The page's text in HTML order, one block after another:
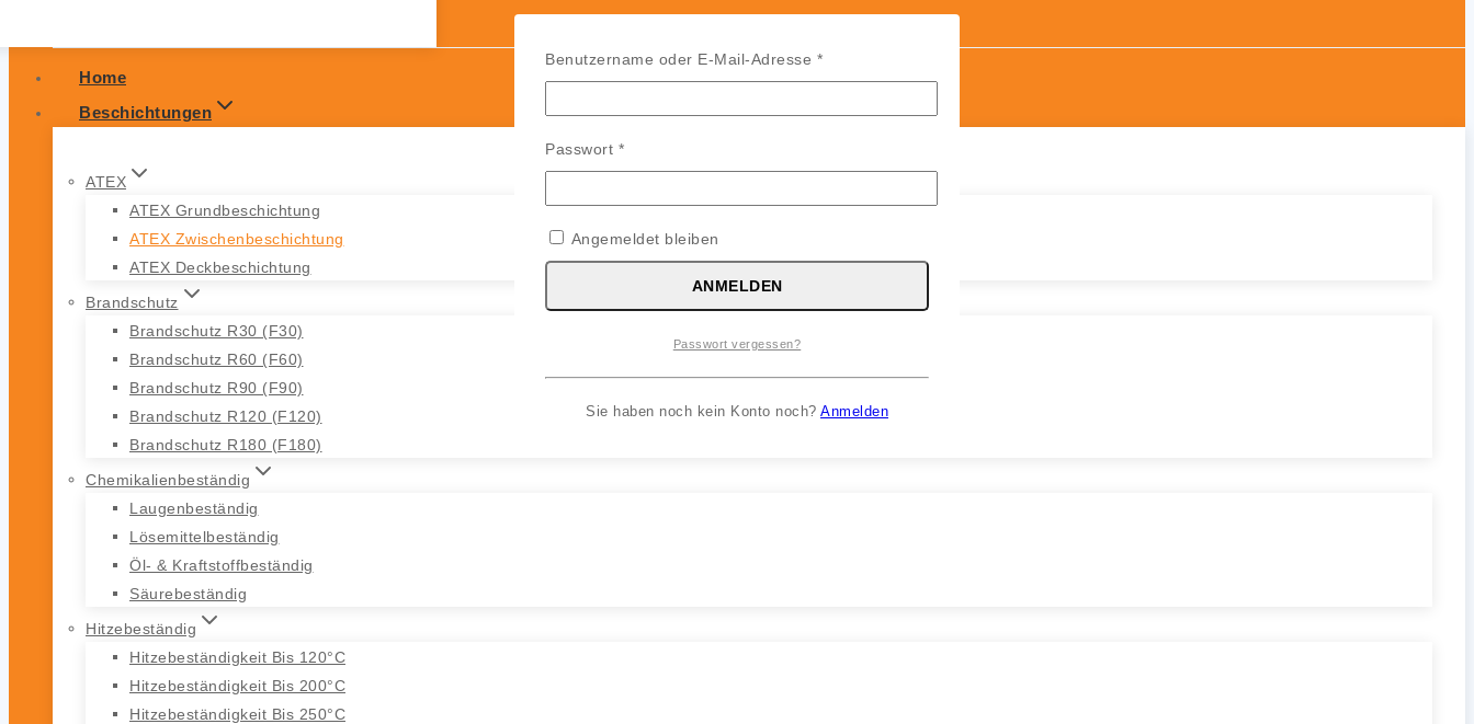
Home
Beschichtungen
ATEX
ATEX Grundbeschichtung
ATEX Zwischenbeschichtung
ATEX Deckbeschichtung
Brandschutz
Brandschutz R30 (F30)
Brandschutz R60 (F60)
Brandschutz R90 (F90)
Brandschutz R120 (F120)
Brandschutz R180 (F180)
Chemikalienbeständig
Laugenbeständig
Lösemittelbeständig
Öl- & Kraftstoffbeständig
Säurebeständig
Hitzebeständig
Hitzebeständigkeit Bis 120°C
Hitzebeständigkeit Bis 200°C
Hitzebeständigkeit Bis 250°C
Benutzername oder E-Mail-Adresse *Erforderlich
Passwort *Erforderlich
Angemeldet bleiben
ANMELDEN
Passwort vergessen?
Sie haben noch kein Konto noch? Anmelden